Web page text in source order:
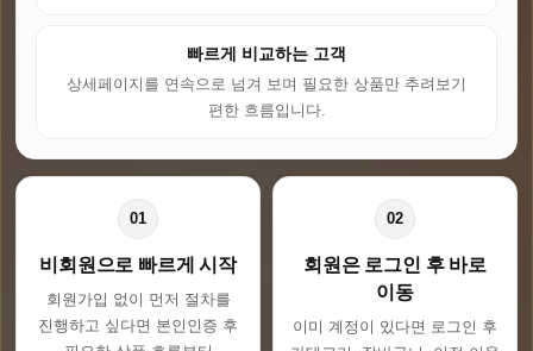
빠르게 비교하는 고객
상세페이지를 연속으로 넘겨 보며 필요한 상품만 추려보기
편한 흐름입니다.
01
비회원으로 빠르게 시작
회원가입 없이 먼저 절차를
진행하고 싶다면 본인인증 후
02
회원은 로그인 후 바로
이동
이미 계정이 있다면 로그인 후